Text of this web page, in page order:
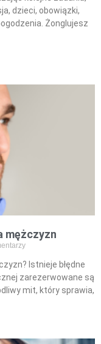
dzieci, obowiązki,
Żonglujesz
mężczyzn
Istnieje błędne
zarezerwowane są
mit, który sprawia,